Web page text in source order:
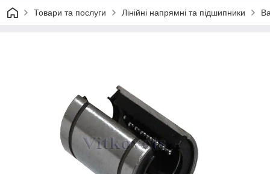
Товари та послуги Лінійні напрямні та підшипники